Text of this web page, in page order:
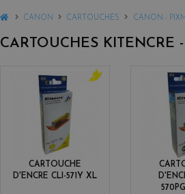
HOMECANON CARTOUCHES CANON -
CARTOUCHES KITENCRE -
CARTOUCHE
D'ENCRE CLI-571Y XL